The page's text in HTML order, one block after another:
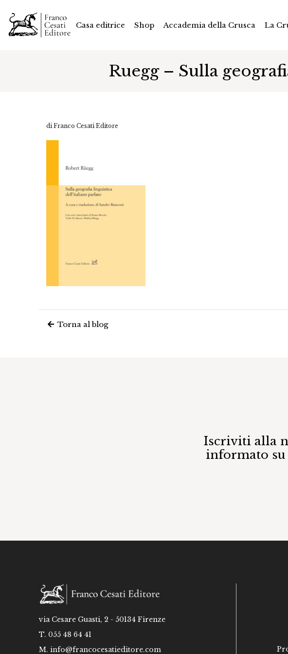
Casa editrice Shop Accademia della Crusca La
Ruegg – Sulla
di Franco Cesati Editore
Torna al blog
Iscriviti alla
informato
via Cesare Guasti, 2 - 50134 Firenze
T. 055 48 64 41
M. info@francocesatieditore.com